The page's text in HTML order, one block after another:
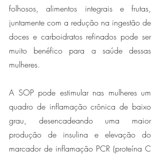
folhosos, alimentos integrais e frutas,
juntamente com a redução na ingestão de
doces e carboidratos refinados pode ser
muito benéfico para a saúde dessas
mulheres.
A SOP pode estimular nas mulheres um
quadro de inflamação crônica de baixo
grau, desencadeando uma maior
produção de insulina e elevação do
marcador de inflamação PCR (proteína C